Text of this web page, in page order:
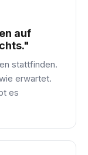
auf
stattfinden.
erwartet.
es